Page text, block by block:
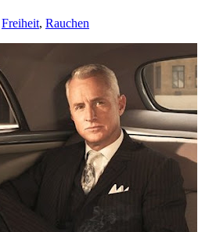
Freiheit, Rauchen